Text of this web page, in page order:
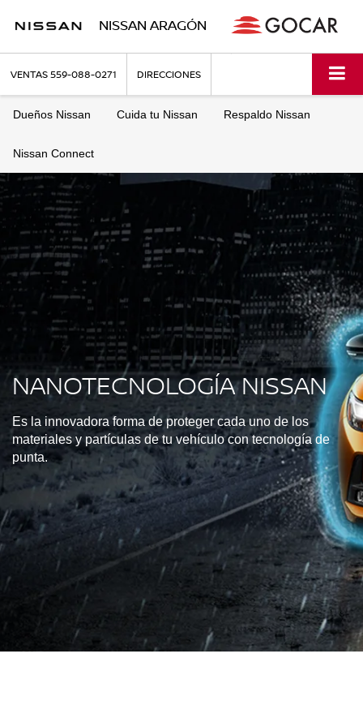
NISSAN ARAGÓN
VENTAS559-088-0271 DIRECCIONES
Dueños Nissan Cuida tu Nissan Respaldo Nissan
Nissan Connect
NANOTECNOLOGÍA NISSAN
Es la innovadora forma de proteger cada uno de los
materiales y partículas de tu vehículo con tecnología de
punta.